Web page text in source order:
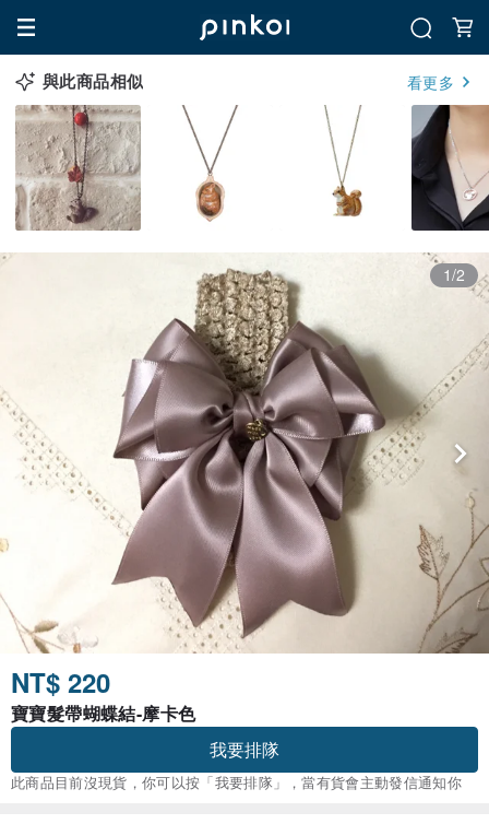
與此商品相似 看更多
1/2
NT$ 220
寶寶髮帶蝴蝶結-摩卡色
我要排隊
此商品目前沒現貨，你可以按「我要排隊」，當有貨會主動發信通知你